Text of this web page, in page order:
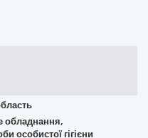
обладнання,
особистої гігієни